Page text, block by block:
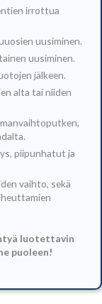
irrottua
uusiminen.
uusiminen.
jälkeen.
alta tai niiden
piipunhatut ja
vaihto, sekä
luotettavin
puoleen!